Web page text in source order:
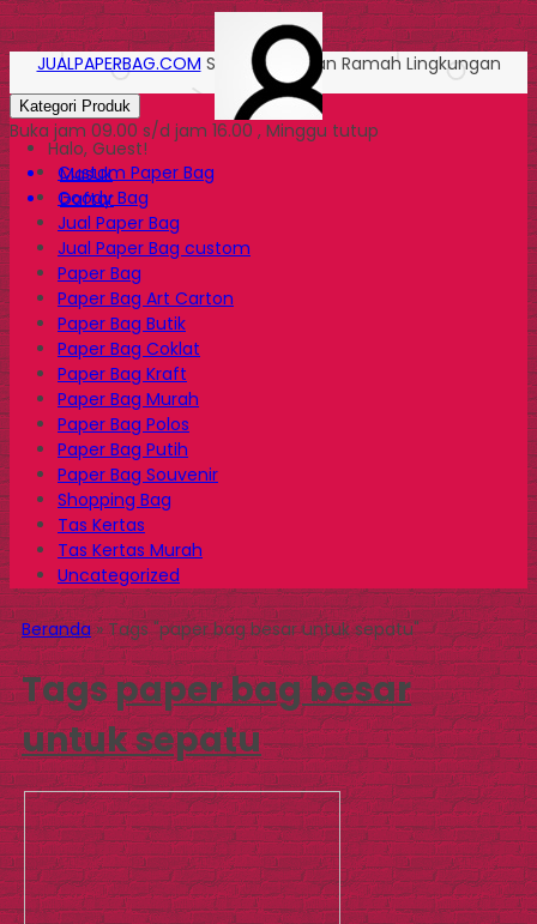
Halo, Guest!
Masuk
Daftar
JUALPAPERBAG.COM Solusi Kemasan Ramah Lingkungan
Kategori Produk
Buka jam 09.00 s/d jam 16.00 , Minggu tutup
Custom Paper Bag
Goody Bag
Jual Paper Bag
Jual Paper Bag custom
Paper Bag
Paper Bag Art Carton
Paper Bag Butik
Paper Bag Coklat
Paper Bag Kraft
Paper Bag Murah
Paper Bag Polos
Paper Bag Putih
Paper Bag Souvenir
Shopping Bag
Tas Kertas
Tas Kertas Murah
Uncategorized
Beranda»Tags "paper bag besar untuk sepatu"
Tagspaper bag besar
untuk sepatu